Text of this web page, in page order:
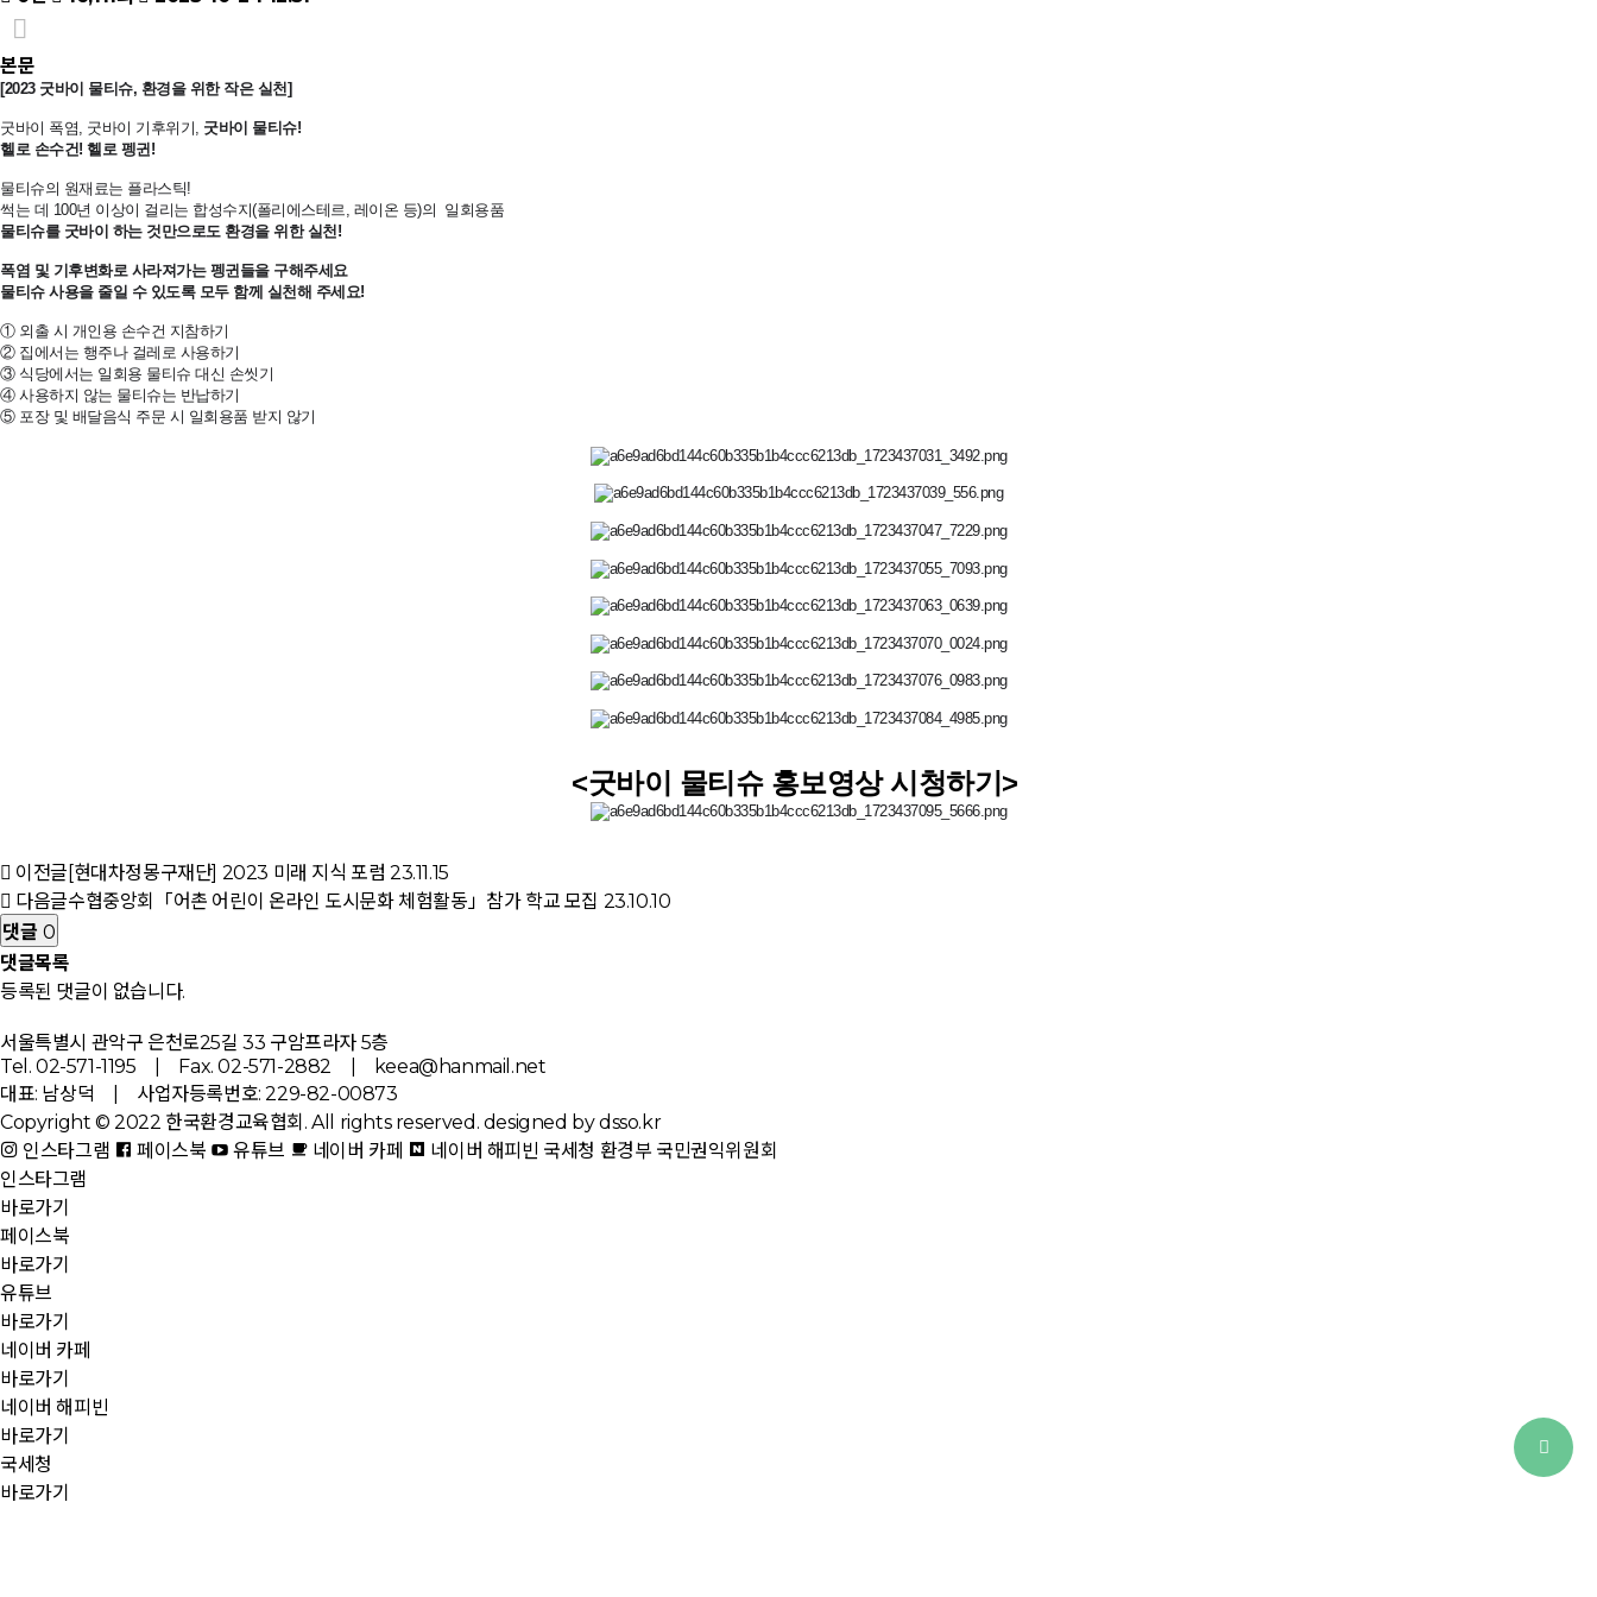
본문
[2023 굿바이 물티슈, 환경을 위한 작은 실천]
굿바이 폭염, 굿바이 기후위기, 굿바이 물티슈!
헬로 손수건! 헬로 펭귄!
물티슈의 원재료는 플라스틱!
썩는 데 100년 이상이 걸리는 합성수지(폴리에스테르, 레이온 등)의 일회용품
물티슈를 굿바이 하는 것만으로도 환경을 위한 실천!
폭염 및 기후변화로 사라져가는 펭귄들을 구해주세요
물티슈 사용을 줄일 수 있도록 모두 함께 실천해 주세요!
① 외출 시 개인용 손수건 지참하기
② 집에서는 행주나 걸레로 사용하기
③ 식당에서는 일회용 물티슈 대신 손씻기
④ 사용하지 않는 물티슈는 반납하기
⑤ 포장 및 배달음식 주문 시 일회용품 받지 않기
<굿바이 물티슈 홍보영상 시청하기>
이전글 [현대차정몽구재단] 2023 미래 지식 포럼 23.11.15
다음글수협중앙회「어촌 어린이 온라인 도시문화 체험활동」참가 학교 모집 23.10.10
댓글 0
댓글목록
등록된 댓글이 없습니다.
서울특별시 관악구 은천로25길 33 구암프라자 5층
Tel. 02-571-1195 | Fax. 02-571-2882 | keea@hanmail.net
대표: 남상덕 | 사업자등록번호: 229-82-00873
Copyright © 2022 한국환경교육협회. All rights reserved. designed by dsso.kr
인스타그램
페이스북 유튜브 네이버 카페 네이버 해피빈 국세청 환경부 국민권익위원회
인스타그램
바로가기
페이스북
바로가기
유튜브
바로가기
네이버 카페
바로가기
네이버 해피빈
바로가기
국세청
바로가기